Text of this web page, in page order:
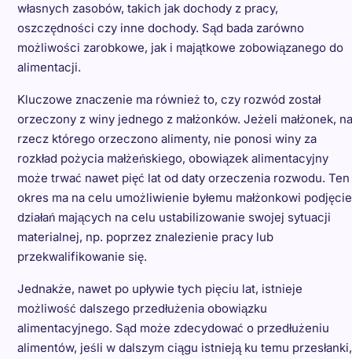
własnych zasobów, takich jak dochody z pracy,
oszczędności czy inne dochody. Sąd bada zarówno
możliwości zarobkowe, jak i majątkowe zobowiązanego do
alimentacji.
Kluczowe znaczenie ma również to, czy rozwód został
orzeczony z winy jednego z małżonków. Jeżeli małżonek, na
rzecz którego orzeczono alimenty, nie ponosi winy za
rozkład pożycia małżeńskiego, obowiązek alimentacyjny
może trwać nawet pięć lat od daty orzeczenia rozwodu. Ten
okres ma na celu umożliwienie byłemu małżonkowi podjęcie
działań mających na celu ustabilizowanie swojej sytuacji
materialnej, np. poprzez znalezienie pracy lub
przekwalifikowanie się.
Jednakże, nawet po upływie tych pięciu lat, istnieje
możliwość dalszego przedłużenia obowiązku
alimentacyjnego. Sąd może zdecydować o przedłużeniu
alimentów, jeśli w dalszym ciągu istnieją ku temu przesłanki,